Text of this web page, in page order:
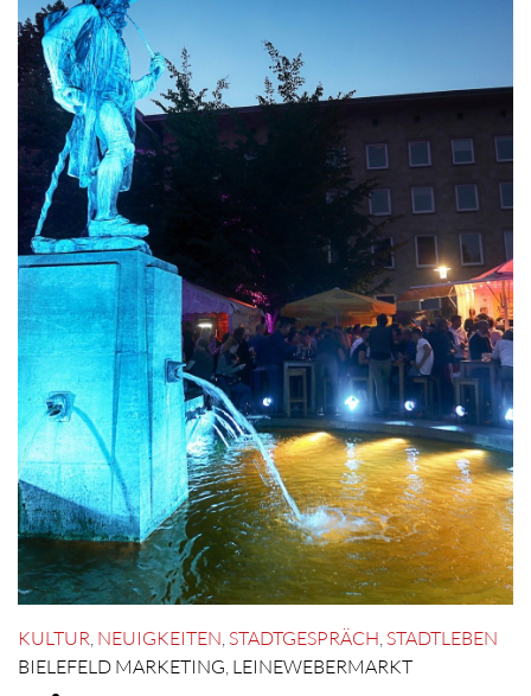
KULTUR, NEUIGKEITEN, STADTGESPRÄCH, STADTLEBEN
BIELEFELD MARKETING, LEINEWEBERMARKT